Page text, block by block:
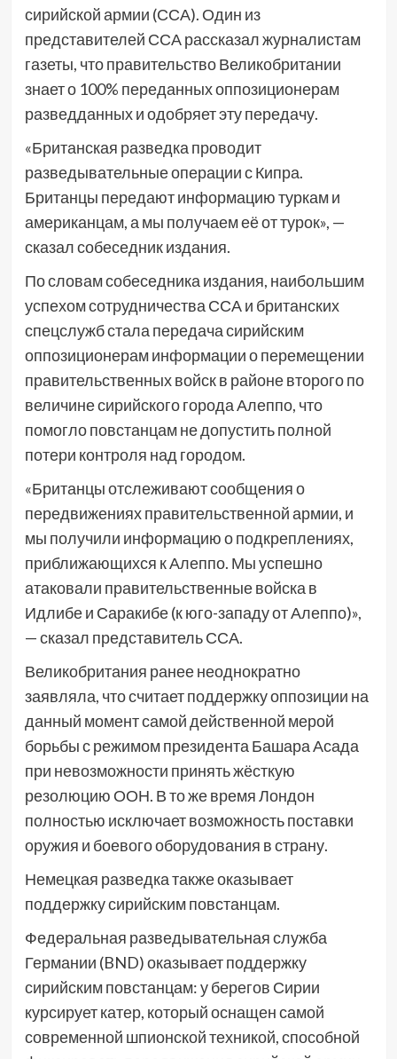
сирийской армии (ССА). Один из
представителей ССА рассказал журналистам
газеты, что правительство Великобритании
знает о 100% переданных оппозиционерам
разведданных и одобряет эту передачу.
«Британская разведка проводит
разведывательные операции с Кипра.
Британцы передают информацию туркам и
американцам, а мы получаем её от турок», —
сказал собеседник издания.
По словам собеседника издания, наибольшим
успехом сотрудничества ССА и британских
спецслужб стала передача сирийским
оппозиционерам информации о перемещении
правительственных войск в районе второго по
величине сирийского города Алеппо, что
помогло повстанцам не допустить полной
потери контроля над городом.
«Британцы отслеживают сообщения о
передвижениях правительственной армии, и
мы получили информацию о подкреплениях,
приближающихся к Алеппо. Мы успешно
атаковали правительственные войска в
Идлибе и Саракибе (к юго-западу от Алеппо)»,
— сказал представитель ССА.
Великобритания ранее неоднократно
заявляла, что считает поддержку оппозиции на
данный момент самой действенной мерой
борьбы с режимом президента Башара Асада
при невозможности принять жёсткую
резолюцию ООН. В то же время Лондон
полностью исключает возможность поставки
оружия и боевого оборудования в страну.
Немецкая разведка также оказывает
поддержку сирийским повстанцам.
Федеральная разведывательная служба
Германии (BND) оказывает поддержку
сирийским повстанцам: у берегов Сирии
курсирует катер, который оснащен самой
современной шпионской техникой, способной